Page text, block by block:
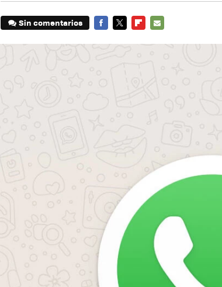
Sin comentarios